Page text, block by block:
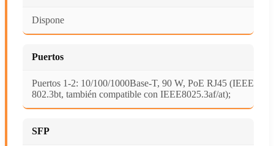
Dispone
Puertos
Puertos 1-2: 10/100/1000Base-T, 90 W, PoE RJ45 (IEEE
802.3bt, también compatible con IEEE8025.3af/at);
SFP